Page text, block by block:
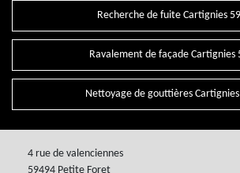
Recherche de fuite Cartignies
Ravalement de façade Cartignies
Nettoyage de gouttières
4 rue de valenciennes
59494 Petite Foret